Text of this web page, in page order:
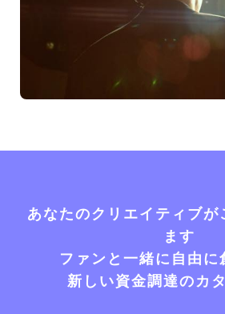
あなたのクリエイティブが
ます
ファンと一緒に自由に
新しい資金調達のカ